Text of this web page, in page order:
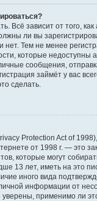
Всё зависит от того,
ли вы
Тем не менее
которые недоступны
сообщения,
займёт у вас
сделать.
Protection Act of
от 1998 г. — это
которые могут
13 лет, иметь на это
иного вида
информации от
применимо ли это